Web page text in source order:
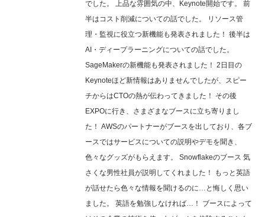
でした。 上品な雰囲気の中、Keynote開始です。 前
半はコスト削減についての話でした。 リソース管
理・監視に役立つ新機能も発表されました！ 後半は
AI・ディープラーニングについての話でした。
SageMakerの新機能も発表されました！ 2日目の
Keynoteほど新情報はありませんでしたが、スピー
チからはCTOの熱が伝わってきました！ その後
EXPOに行き、さまざまなブースに立ち寄りまし
た！ AWSのパートナーがブースを出しており、各ブ
ースではサービスについての説明やデモを聞き、
色々なグッズがもらえます。 Snowflakeのブース 気
さくな男性社員が説明してくれました！ もっと英語
が話せたら色々な情報を聞けるのに…と悔しく思い
ました。 英語を勉強しなければ…！ ブースによって